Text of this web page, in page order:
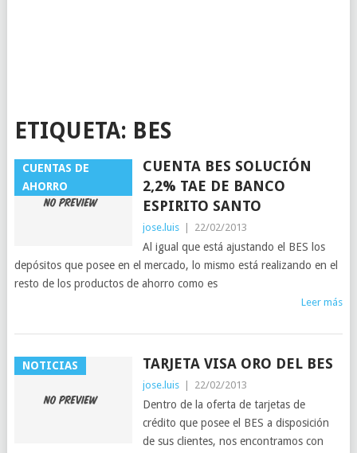
ETIQUETA: BES
CUENTAS DE
AHORRO
CUENTA BES SOLUCIÓN
2,2% TAE DE BANCO
ESPIRITO SANTO
jose.luis 22/02/2013
Al igual que está ajustando el BES los
depósitos que posee en el mercado, lo mismo está realizando en el
resto de los productos de ahorro como es
Leer más
NOTICIAS TARJETA VISA ORO DEL BES
jose.luis 22/02/2013
Dentro de la oferta de tarjetas de
crédito que posee el BES a disposición
de sus clientes, nos encontramos con